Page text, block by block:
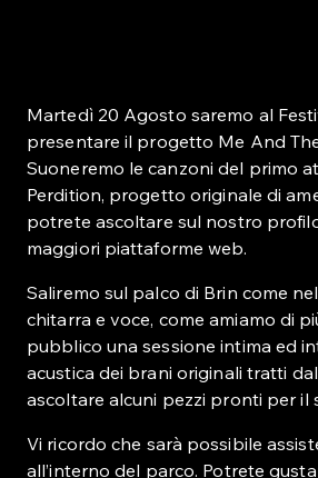
Martedì 20 Agosto saremo al
presentare il progetto Me And
Suoneremo le canzoni del primo
Perdition, progetto originale di
potrete ascoltare sul nostro
maggiori piattaforme web.
Saliremo sul palco di Brin come
chitarra e voce, come amiamo di
pubblico una sessione intima ed
acustica dei brani originali tratti
ascoltare alcuni pezzi pronti per il
Vi ricordo che sarà possibile
all’interno del parco. Potrete